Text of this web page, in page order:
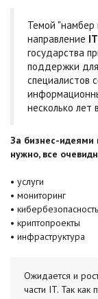
Темой "намбер
направление IT
государства
поддержки
специалистов
несколько лет
За бизнес-идеями
нужно, все
• услуги
• мониторинг
• кибербезопасность
• криптопроекты
• инфраструктура
Ожидается и
части IT. Так как